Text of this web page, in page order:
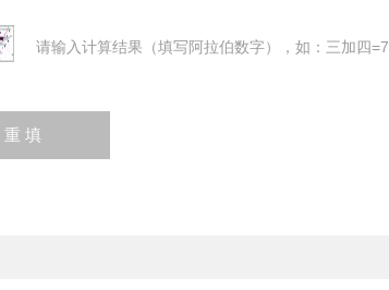
请输入计算结果（填写阿拉伯数字），如：三加四=7